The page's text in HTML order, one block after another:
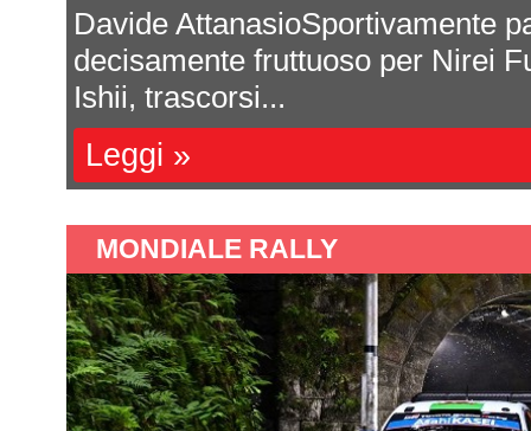
Davide AttanasioSportivamente
decisamente fruttuoso per Nirei
Ishii, trascorsi...
Leggi »
MONDIALE RALLY